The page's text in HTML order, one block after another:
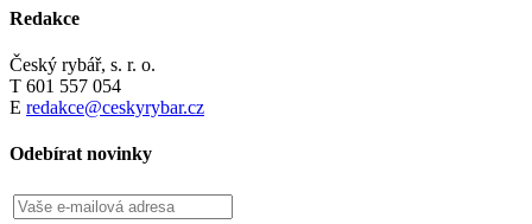
Redakce
Český rybář, s. r. o.
T 601 557 054
E redakce@ceskyrybar.cz
Odebírat novinky